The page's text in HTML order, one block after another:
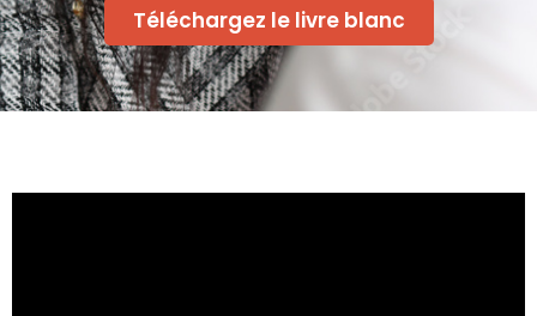
Téléchargez le livre blanc